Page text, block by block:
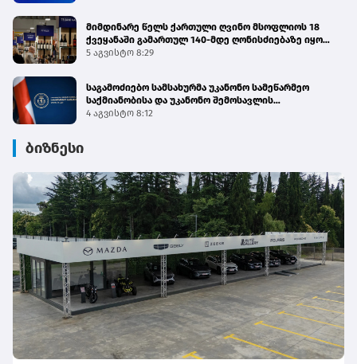
მიმდინარე წელს ქართული ღვინო მსოფლიოს 18
ქვეყანაში გამართულ 140-მდე ღონისძიებაზე იყო
წარმოდგენილი
5 აგვისტო 8:29
საგამოძიებო სამსახურმა უკანონო სამეწარმეო
საქმიანობისა და უკანონო შემოსავლის
ლეგალიზაციის ფაქტებზე 4 პირი დააკავა
4 აგვისტო 8:12
ბიზნესი